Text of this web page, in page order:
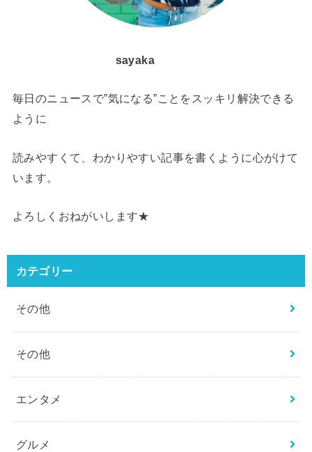
sayaka
毎日のニュースで”気になる”ことをスッキリ解決できる
ように
読みやすくて、わかりやすい記事を書くように心がけて
います。
よろしくおねがいします★
カテゴリー
その他
その他
エンタメ
グルメ